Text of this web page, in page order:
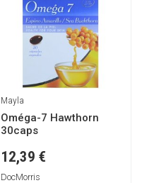
Mayla
Oméga-7 Hawthorn
30caps
12,39 €
DocMorris